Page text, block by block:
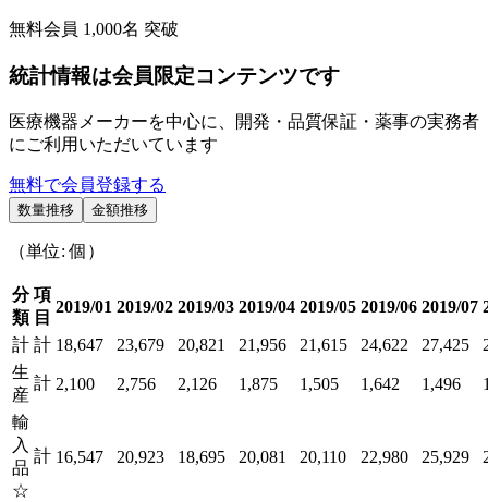
無料会員 1,000名 突破
統計情報は会員限定コンテンツです
医療機器メーカーを中心に、開発・品質保証・薬事の実務者
にご利用いただいています
無料で会員登録する
数量推移 金額推移
（単位: 個）
分
類
項
目
2019/01 2019/02 2019/03 2019/04 2019/05 2019/06 2019/07
計 計 18,647 23,679 20,821 21,956 21,615 24,622 27,425
生
産
計 2,100 2,756 2,126 1,875 1,505 1,642 1,496
輸
入
品
☆
計 16,547 20,923 18,695 20,081 20,110 22,980 25,929